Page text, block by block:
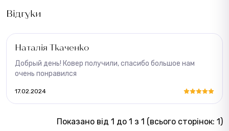
Відгуки
Наталія Ткаченко
Добрый день! Ковер получили, спасибо большое нам
очень понравился
17.02.2024
Показано від 1 до 1 з 1 (всього сторінок: 1)